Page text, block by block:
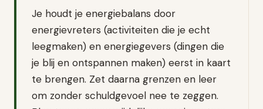
Je houdt je energiebalans door
energievreters (activiteiten die je echt
leegmaken) en energiegevers (dingen die
je blij en ontspannen maken) eerst in kaart
te brengen. Zet daarna grenzen en leer
om zonder schuldgevoel nee te zeggen.